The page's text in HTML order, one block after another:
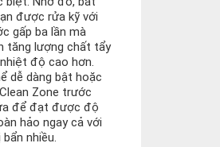
được rửa kỹ với
gấp ba lần mà
tăng lượng chất tẩy
độ cao hơn.
dễ dàng bật hoặc
Zone trước
để đạt được độ
hảo ngay cả với
nhiều.